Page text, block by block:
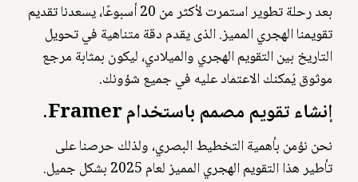
بعد رحلة تطوير استمرت لأكثر من 20 أسبوعًا، يسعدنا تقديم
تقويمنا الهجري المميز. الذى يقدم دقة متناهية في تحويل
التاريخ بين التقويم الهجري والميلادي، ليكون بمثابة مرجع
موثوق يُمكنك الاعتماد عليه في جميع شؤونك.
إنشاء تقويم مصمم باستخدام Framer.
نحن نؤمن بأهمية التخطيط البصري، ولذلك حرصنا على
تأطير هذا التقويم الهجري المميز لعام 2025 بشكل جميل.